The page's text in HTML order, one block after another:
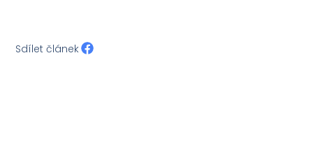
Sdílet článek